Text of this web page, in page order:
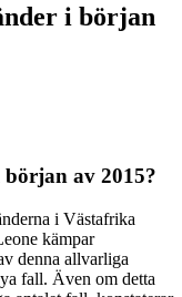
i början
av 2015?
i Västafrika
kämpar
denna allvarliga
fall. Även om detta